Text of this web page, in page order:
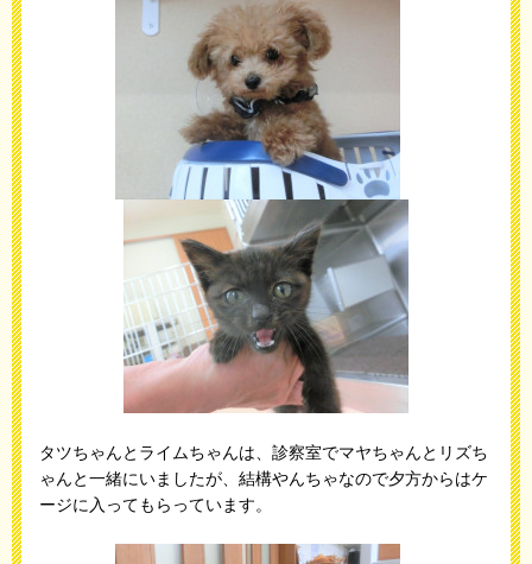
タツちゃんとライムちゃんは、診察室でマヤちゃんとリズち
ゃんと一緒にいましたが、結構やんちゃなので夕方からはケ
ージに入ってもらっています。